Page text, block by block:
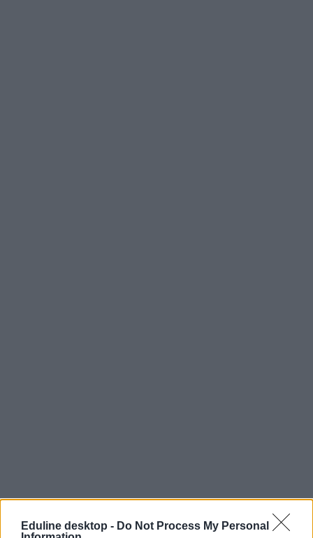
Eduline desktop - Do Not Process My Personal